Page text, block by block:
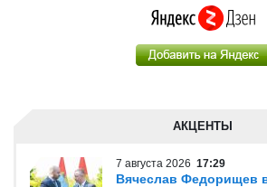
АКЦЕНТЫ
7 августа 2026 17:29
Вячеслав Федорищев